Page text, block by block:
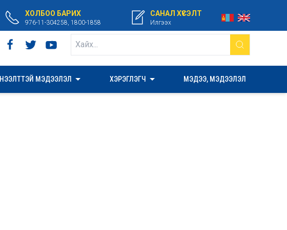
ХОЛБОО БАРИХ
976-11-304258, 1800-1858
САНАЛ ХҮСЭЛТ
Илгээх
НЭЭЛТТЭЙ МЭДЭЭЛЭЛ ХЭРЭГЛЭГЧ МЭДЭЭ, МЭДЭЭЛЭЛ